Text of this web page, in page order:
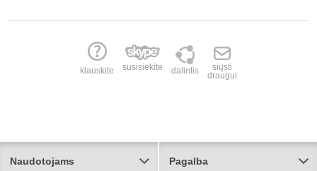
klauskite susisiekite dalintis
siųsti
draugui
Naudotojams Pagalba